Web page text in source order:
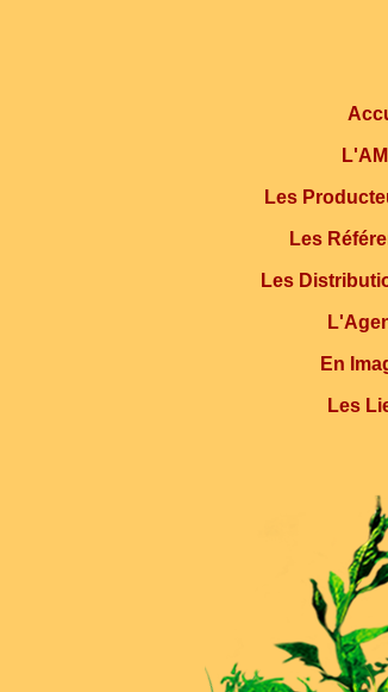
Les
Les
Les
En
Les